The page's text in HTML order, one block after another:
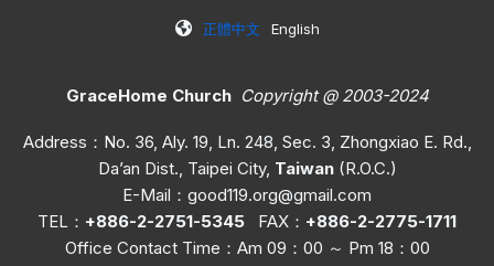
正體中文 English
GraceHome Church Copyright @ 2003-2024
Address：No. 36, Aly. 19, Ln. 248, Sec. 3, Zhongxiao E. Rd.,
Da’an Dist., Taipei City, Taiwan (R.O.C.)
E-Mail： good119.org@gmail.com
TEL： +886-2-2751-5345 FAX： +886-2-2775-1711
Office Contact Time ：Am 09：00 ～ Pm 18：00